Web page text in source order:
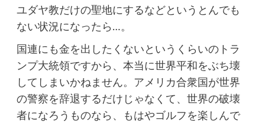
ユダヤ教だけの聖地にするなどというとんでも
ない状況になったら…。
国連にも金を出したくないというくらいのトラ
ンプ大統領ですから、本当に世界平和をぶち壊
してしまいかねません。アメリカ合衆国が世界
の警察を辞退するだけじゃなくて、世界の破壊
者になろうものなら、もはやゴルフを楽しんで